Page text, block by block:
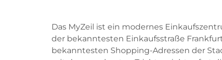
Das MyZeil ist ein modernes
der bekanntesten Einkaufsstraße
bekanntesten Shopping-Adressen der